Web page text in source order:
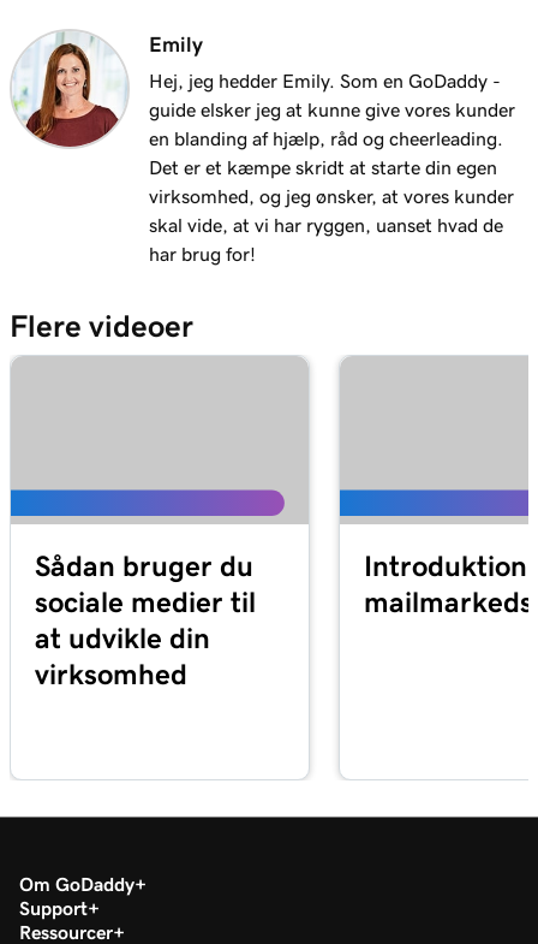
Emily
Hej, jeg hedder Emily. Som en GoDaddy -
guide elsker jeg at kunne give vores kunder
en blanding af hjælp, råd og cheerleading.
Det er et kæmpe skridt at starte din egen
virksomhed, og jeg ønsker, at vores kunder
skal vide, at vi har ryggen, uanset hvad de
har brug for!
Flere videoer
Sådan bruger du
sociale medier til
at udvikle din
virksomhed
Introduktion
Om GoDaddy
Support
Ressourcer